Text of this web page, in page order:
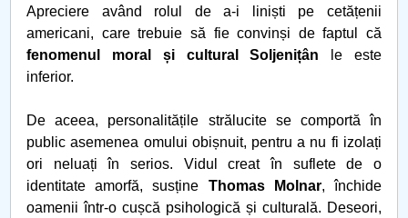
I’m a trainer. What’s your superpower?
Neuroplasticitate în educație? Despre pasivitate și
Cassandre și profeți
Universitate 4.0
Apreciere având rolul de a-i liniști pe cetățenii
americani, care trebuie să fie convinși de faptul că
fenomenul moral și cultural Soljenițân le este
inferior.
De aceea, personalitățile strălucite se comportă în
public asemenea omului obișnuit, pentru a nu fi izolați
ori neluați în serios. Vidul creat în suflete de o
identitate amorfă, susține Thomas Molnar, închide
oamenii într-o cușcă psihologică și culturală. Deseori,